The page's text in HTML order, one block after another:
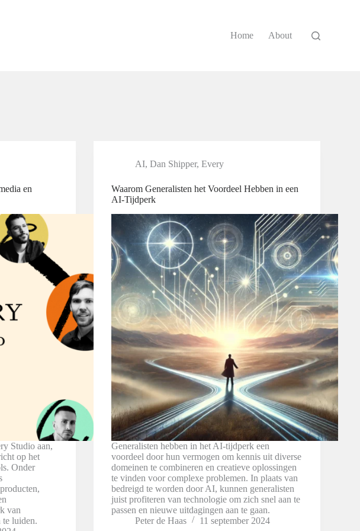
Home About
en
Studio aan,
op het
Onder
van
luiden.
AI, Dan Shipper, Every
Waarom Generalisten het Voordeel Hebben in een
AI-Tijdperk
Generalisten hebben in het AI-tijdperk een
voordeel door hun vermogen om kennis uit diverse
domeinen te combineren en creatieve oplossingen
te vinden voor complexe problemen. In plaats van
bedreigd te worden door AI, kunnen generalisten
juist profiteren van technologie om zich snel aan te
passen en nieuwe uitdagingen aan te gaan.
Peter de Haas
11 september 2024